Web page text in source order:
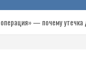
— почему